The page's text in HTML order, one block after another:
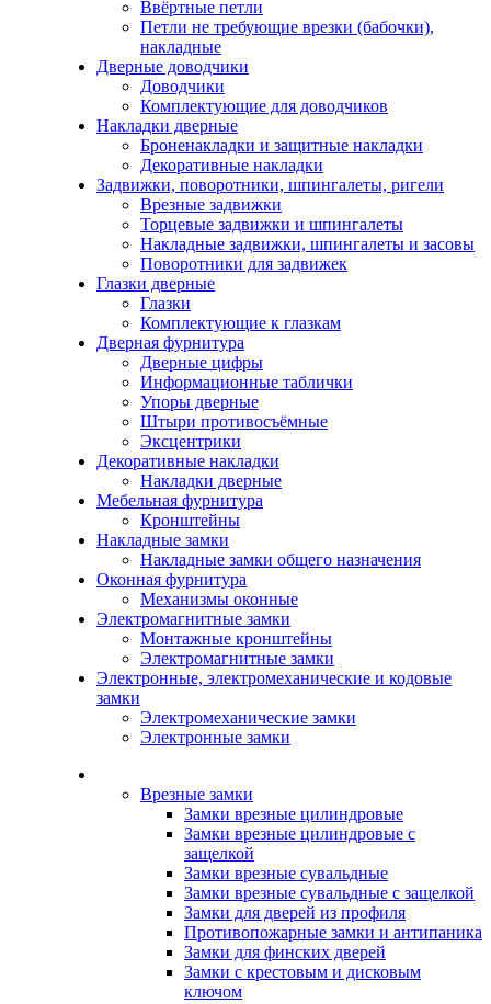
Ввёртные петли
Петли не требующие врезки (бабочки),
накладные
Дверные доводчики
Доводчики
Комплектующие для доводчиков
Накладки дверные
Броненакладки и защитные накладки
Декоративные накладки
Задвижки, поворотники, шпингалеты, ригели
Врезные задвижки
Торцевые задвижки и шпингалеты
Накладные задвижки, шпингалеты и засовы
Поворотники для задвижек
Глазки дверные
Глазки
Комплектующие к глазкам
Дверная фурнитура
Дверные цифры
Информационные таблички
Упоры дверные
Штыри противосъёмные
Эксцентрики
Декоративные накладки
Накладки дверные
Мебельная фурнитура
Кронштейны
Накладные замки
Накладные замки общего назначения
Оконная фурнитура
Механизмы оконные
Электромагнитные замки
Монтажные кронштейны
Электромагнитные замки
Электронные, электромеханические и кодовые
замки
Электромеханические замки
Электронные замки
Врезные замки
Замки врезные цилиндровые
Замки врезные цилиндровые с
защелкой
Замки врезные сувальдные
Замки врезные сувальдные с защелкой
Замки для дверей из профиля
Противопожарные замки и антипаника
Замки для финских дверей
Замки с крестовым и дисковым
ключом